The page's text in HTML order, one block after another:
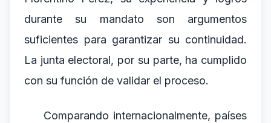
durante su mandato son argumentos
suficientes para garantizar su continuidad.
La junta electoral, por su parte, ha cumplido
con su función de validar el proceso.
Comparando internacionalmente, países